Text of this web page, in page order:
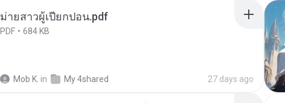
ม่ายสาวผู้เปียกปอน.pdf
PDF 684 KB
Mob K. in My 4shared 27 days ago